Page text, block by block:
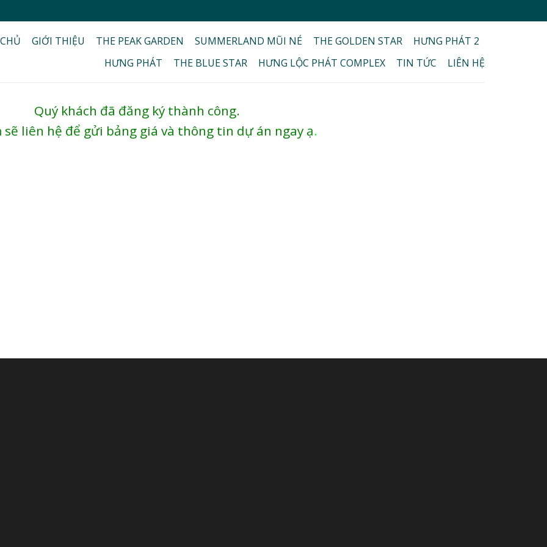
GIỚI THIỆU THE PEAK GARDEN SUMMERLAND MŨI NÉ THE GOLDEN STAR
HƯNG PHÁT 2
HƯNG PHÁT
THE BLUE STAR HƯNG LỘC PHÁT COMPLEX TIN TỨC LIÊN HỆ
Quý khách đã đăng ký thành công.
sẽ liên hệ để gửi bảng giá và thông tin dự án ngay ạ.